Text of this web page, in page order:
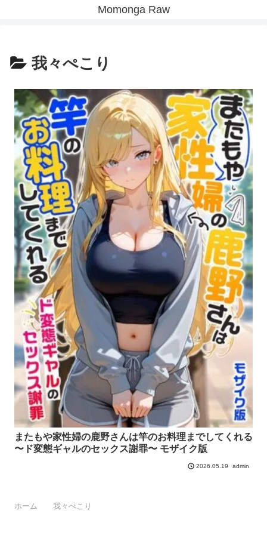
Momonga Raw
我々ぺこり
またもや家性婦の鹿野さんは竿のお料理までしてくれる
〜ド変態ギャルのセックス謝罪〜 モザイク版
2026.05.19 admin
ホーム 我々ぺこり